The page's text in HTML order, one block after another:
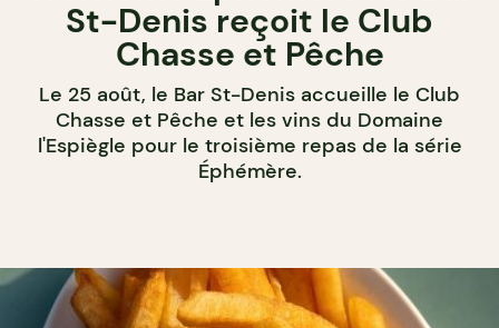
St-Denis reçoit le Club
Chasse et Pêche
Le 25 août, le Bar St-Denis accueille le Club
Chasse et Pêche et les vins du Domaine
l'Espiègle pour le troisième repas de la série
Éphémère.